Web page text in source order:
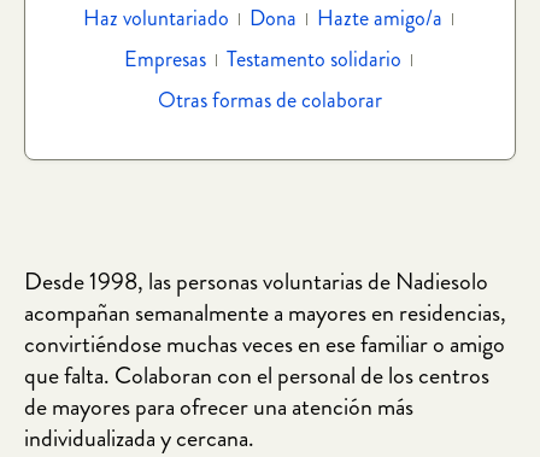
Haz voluntariado Dona
Hazte amigo/a
Empresas
Testamento solidario
Otras formas de colaborar
Desde 1998, las personas voluntarias de Nadiesolo
acompañan semanalmente a mayores en residencias,
convirtiéndose muchas veces en ese familiar o amigo
que falta. Colaboran con el personal de los centros
de mayores para ofrecer una atención más
individualizada y cercana.